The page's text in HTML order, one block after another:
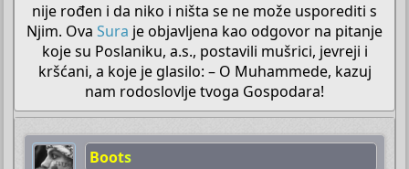
nije rođen i da niko i ništa se ne može usporediti s
Njim. Ova Sura je objavljena kao odgovor na pitanje
koje su Poslaniku, a.s., postavili mušrici, jevreji i
kršćani, a koje je glasilo: – O Muhammede, kazuj
nam rodoslovlje tvoga Gospodara!​
Boots